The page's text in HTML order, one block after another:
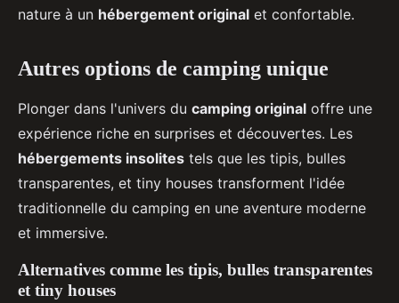
nature à un hébergement original et confortable.
Autres options de camping unique
Plonger dans l'univers du camping original offre une
expérience riche en surprises et découvertes. Les
hébergements insolites tels que les tipis, bulles
transparentes, et tiny houses transforment l'idée
traditionnelle du camping en une aventure moderne
et immersive.
Alternatives comme les tipis, bulles transparentes
et tiny houses